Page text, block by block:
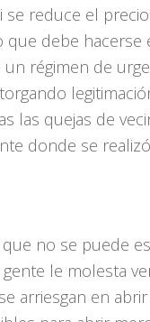
se reduce el
que debe
régimen de
las quejas de
donde se
que no se puede
le molesta
arriesgan en